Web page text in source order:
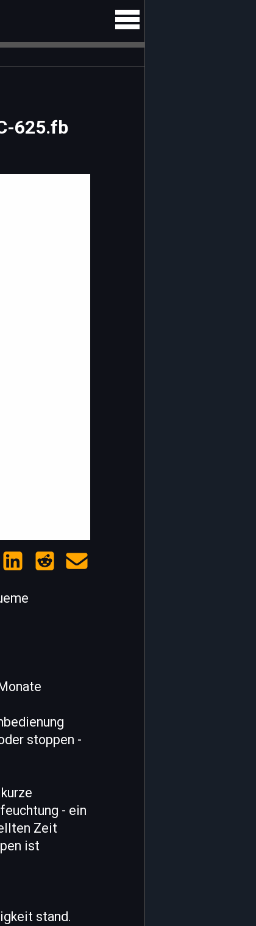
625.fb
stoppen -
- ein
Zeit
ist
stand.